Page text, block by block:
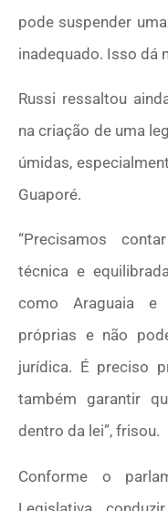
pode suspender
inadequado. Isso dá
Russi ressaltou
na criação de uma
úmidas,
Guaporé.
“Precisamos
técnica e
como Araguaia e
próprias e não
jurídica. É preciso
também garantir
dentro da lei”, frisou.
Conforme o